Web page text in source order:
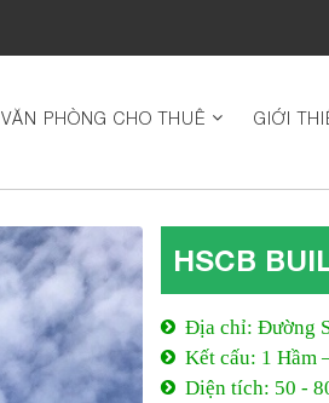
VĂN PHÒNG CHO THUÊ GIỚI
HSCB
Địa chỉ: Đường
Kết cấu: 1 Hầm
Diện tích: 50 -